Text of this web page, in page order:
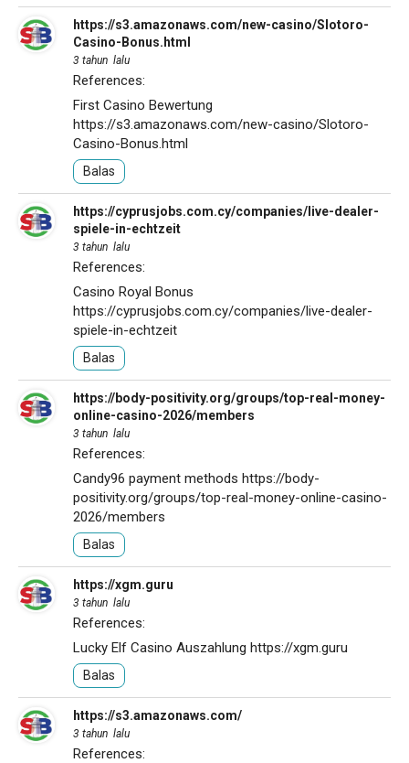
https://s3.amazonaws.com/new-casino/Slotoro-
Casino-Bonus.html
3 tahun lalu
References:
First Casino Bewertung
https://s3.amazonaws.com/new-casino/Slotoro-
Casino-Bonus.html
Balas
https://cyprusjobs.com.cy/companies/live-dealer-
spiele-in-echtzeit
3 tahun lalu
References:
Casino Royal Bonus
https://cyprusjobs.com.cy/companies/live-dealer-
spiele-in-echtzeit
Balas
https://body-positivity.org/groups/top-real-money-
online-casino-2026/members
3 tahun lalu
References:
Candy96 payment methods https://body-
positivity.org/groups/top-real-money-online-casino-
2026/members
Balas
https://xgm.guru
3 tahun lalu
References:
Lucky Elf Casino Auszahlung https://xgm.guru
Balas
https://s3.amazonaws.com/
3 tahun lalu
References: